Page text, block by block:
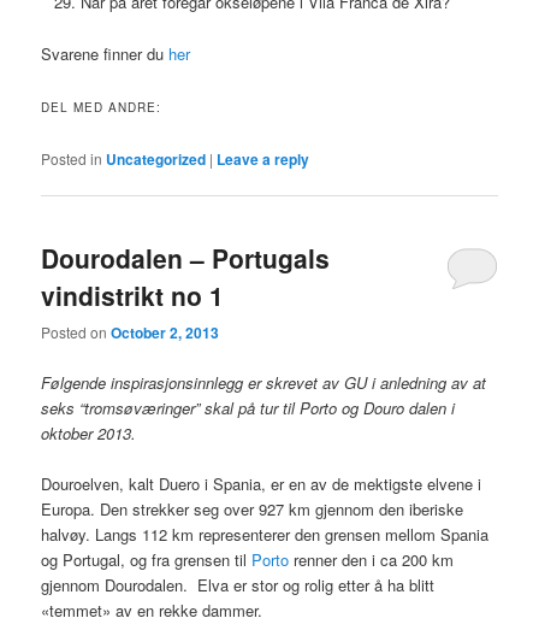
Svarene finner du her
DEL MED ANDRE:
Posted in Uncategorized | Leave a reply
Dourodalen – Portugals
vindistrikt no 1
Posted onOctober 2, 2013
Følgende inspirasjonsinnlegg er skrevet av GU i anledning av at
seks “tromsøværinger” skal på tur til Porto og Douro dalen i
oktober 2013.
Douroelven, kalt Duero i Spania, er en av de mektigste elvene i
Europa. Den strekker seg over 927 km gjennom den iberiske
halvøy. Langs 112 km representerer den grensen mellom Spania
og Portugal, og fra grensen til Porto renner den i ca 200 km
gjennom Dourodalen. Elva er stor og rolig etter å ha blitt
«temmet» av en rekke dammer.